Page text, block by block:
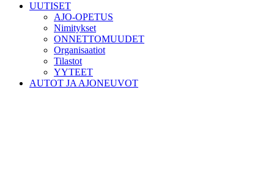
UUTISET
AJO-OPETUS
Nimitykset
ONNETTOMUUDET
Organisaatiot
Tilastot
YYTEET
AUTOT JA AJONEUVOT